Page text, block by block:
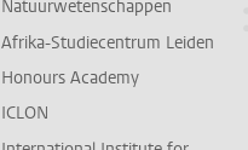
Natuurwetenschappen
Afrika-Studiecentrum Leiden
Honours Academy
ICLON